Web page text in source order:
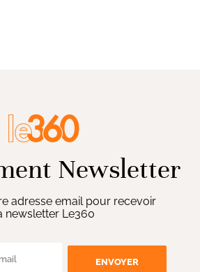
Newsletter
adresse email pour recevoir
newsletter Le360
ENVOYER